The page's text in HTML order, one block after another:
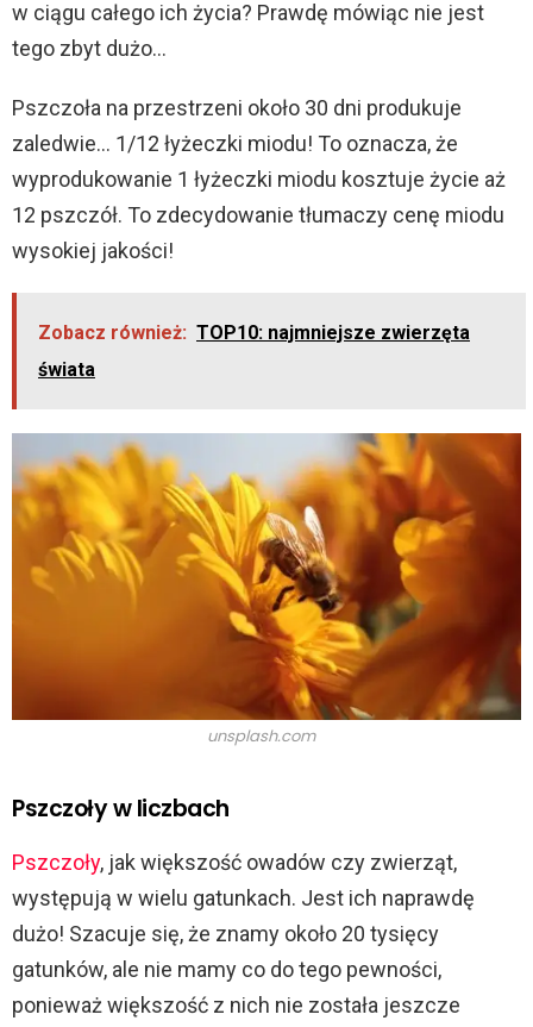
w ciągu całego ich życia? Prawdę mówiąc nie jest
tego zbyt dużo…
Pszczoła na przestrzeni około 30 dni produkuje
zaledwie… 1/12 łyżeczki miodu! To oznacza, że
wyprodukowanie 1 łyżeczki miodu kosztuje życie aż
12 pszczół. To zdecydowanie tłumaczy cenę miodu
wysokiej jakości!
Zobacz również: TOP10: najmniejsze zwierzęta
świata
unsplash.com
Pszczoły w liczbach
Pszczoły, jak większość owadów czy zwierząt,
występują w wielu gatunkach. Jest ich naprawdę
dużo! Szacuje się, że znamy około 20 tysięcy
gatunków, ale nie mamy co do tego pewności,
ponieważ większość z nich nie została jeszcze